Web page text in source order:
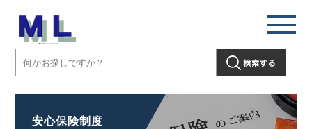
安心保険制度